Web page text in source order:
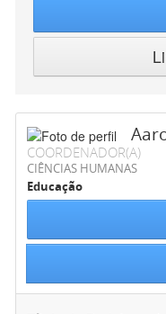
COORDENADOR(A)
CIÊNCIAS HUMANAS
Educação